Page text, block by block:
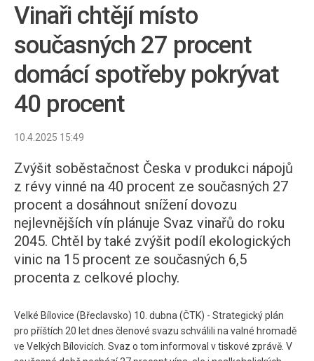
Vinaři chtějí místo
současných 27 procent
domácí spotřeby pokrývat
40 procent
10.4.2025 15:49
Zvýšit soběstačnost Česka v produkci nápojů
z révy vinné na 40 procent ze současných 27
procent a dosáhnout snížení dovozu
nejlevnějších vín plánuje Svaz vinařů do roku
2045. Chtěl by také zvýšit podíl ekologických
vinic na 15 procent ze současných 6,5
procenta z celkové plochy.
Velké Bílovice (Břeclavsko) 10. dubna (ČTK) - Strategický plán
pro příštích 20 let dnes členové svazu schválili na valné hromadě
ve Velkých Bílovicích. Svaz o tom informoval v tiskové zprávě. V